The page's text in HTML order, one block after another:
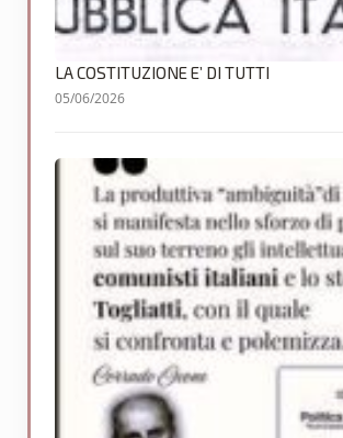
LA COSTITUZIONE E’ DI TUTTI
05/06/2026